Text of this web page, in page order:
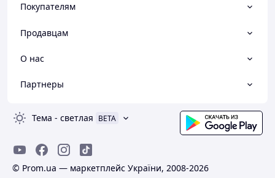
Покупателям
Продавцам
О нас
Партнеры
Тема - светлая BETA
© Prom.ua — маркетплейс України, 2008-2026